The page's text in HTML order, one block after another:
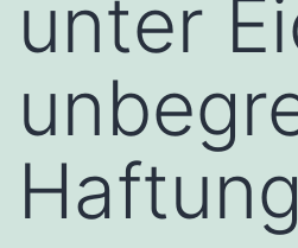
unter
Haftung